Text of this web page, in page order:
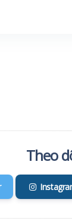
Theo